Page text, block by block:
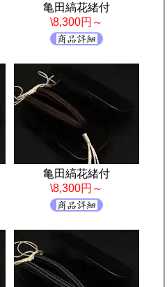
亀田縞花緒付
\8,300円～
亀田縞花緒付
\8,300円～